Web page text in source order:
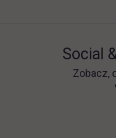
Social
Zobacz,